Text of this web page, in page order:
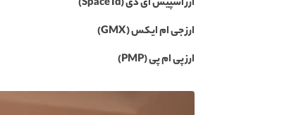
ارز اسپیس آی دی (Space Id)
ارز جی ام ایکس (GMX)
ارز پی ام پی (PMP)